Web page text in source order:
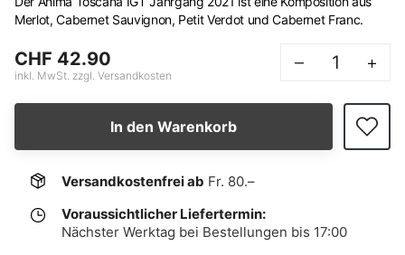
Merlot, Cabernet Sauvignon, Petit Verdot und Cabernet Franc.
CHF 42.90
inkl. MwSt. zzgl. Versandkosten
– +
In den Warenkorb
Versandkostenfrei ab Fr. 80.–
Voraussichtlicher Liefertermin:
Nächster Werktag bei Bestellungen bis 17:00